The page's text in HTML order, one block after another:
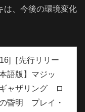
は、今後の環境変化
［先行リリー
語版】マジッ
ャザリング ロ
昏明 プレイ・